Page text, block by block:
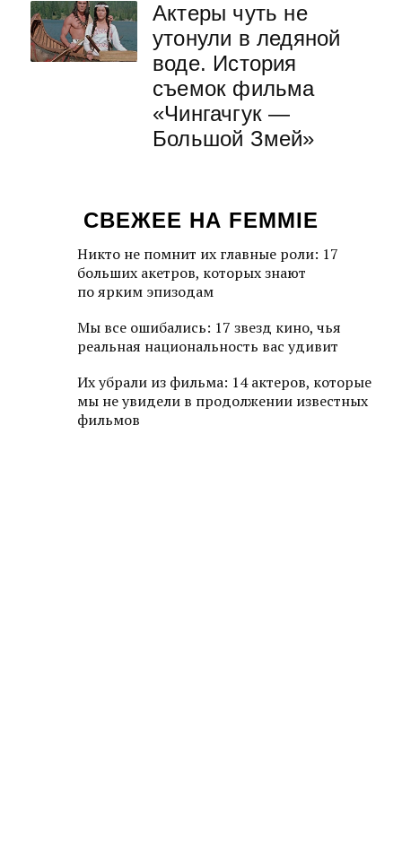
Актеры чуть не
утонули в ледяной
воде. История
съемок фильма
«Чингачгук —
Большой Змей»
СВЕЖЕЕ НА FEMMIE
Никто не помнит их главные роли: 17
больших акетров, которых знают
по ярким эпизодам
Мы все ошибались: 17 звезд кино, чья
реальная национальность вас удивит
Их убрали из фильма: 14 актеров, которые
мы не увидели в продолжении известных
фильмов